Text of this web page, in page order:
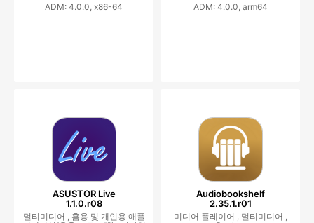
ADM: 4.0.0, x86-64
ADM: 4.0.0, arm64
ASUSTOR Live
1.1.0.r08
멀티미디어 , 홈용 및 개인용 애플
Audiobookshelf
2.35.1.r01
미디어 플레이어 , 멀티미디어 ,